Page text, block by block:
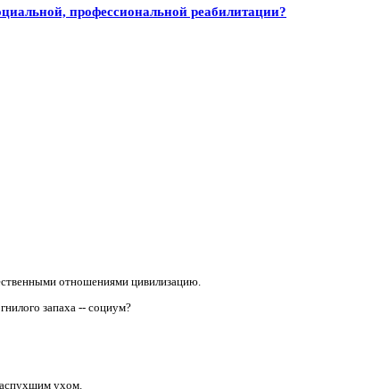
профессиональной реабилитации?
отношениями цивилизацию.
запаха -- социум?
ухом.